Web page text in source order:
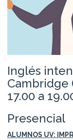
Inglés
Cambridge
17.00 a
Presencial
ALUMNOS UV: